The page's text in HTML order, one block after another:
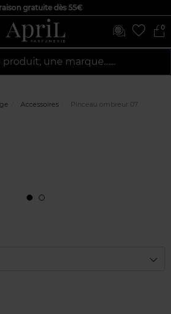
gratuite dès 55€
0
une marque…...
Accessoires Pinceau ombreur 07